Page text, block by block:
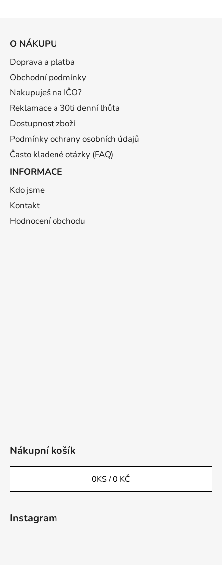
O NÁKUPU
Doprava a platba
Obchodní podmínky
Nakupuješ na IČO?
Reklamace a 30ti denní lhůta
Dostupnost zboží
Podmínky ochrany osobních údajů
Často kladené otázky (FAQ)
INFORMACE
Kdo jsme
Kontakt
Hodnocení obchodu
Nákupní košík
0KS /0 KČ
Instagram